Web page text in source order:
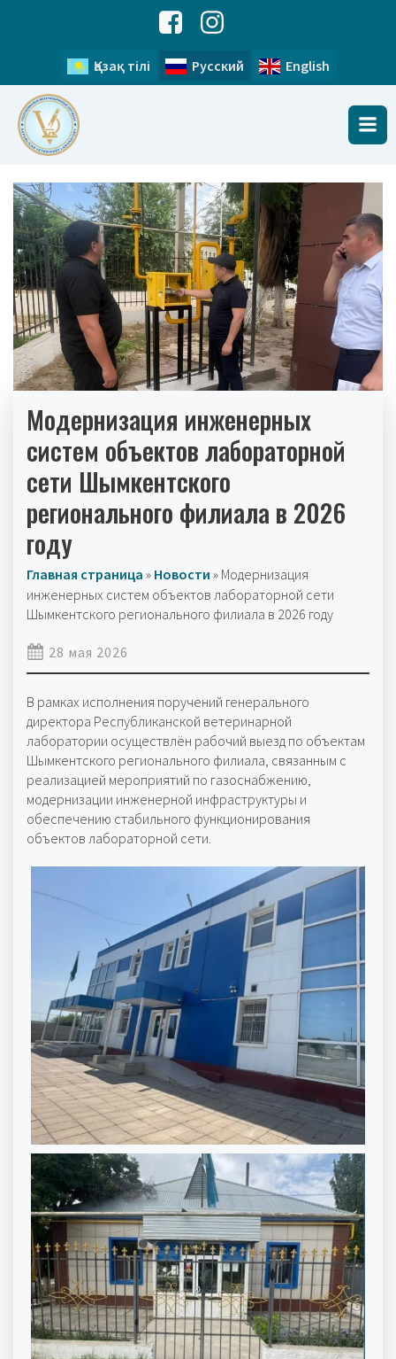
Қазақ тілі Русский English
Модернизация инженерных
систем объектов лабораторной
сети Шымкентского
регионального филиала в 2026
году
Главная страница » Новости » Модернизация
инженерных систем объектов лабораторной сети
Шымкентского регионального филиала в 2026 году
28 мая 2026
В рамках исполнения поручений генерального
директора Республиканской ветеринарной
лаборатории осуществлён рабочий выезд по объектам
Шымкентского регионального филиала, связанным с
реализацией мероприятий по газоснабжению,
модернизации инженерной инфраструктуры и
обеспечению стабильного функционирования
объектов лабораторной сети.